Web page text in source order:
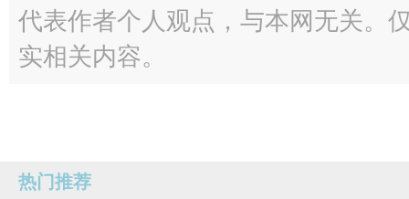
代表作者个人观点，与本网无关。
实相关内容。
热门推荐